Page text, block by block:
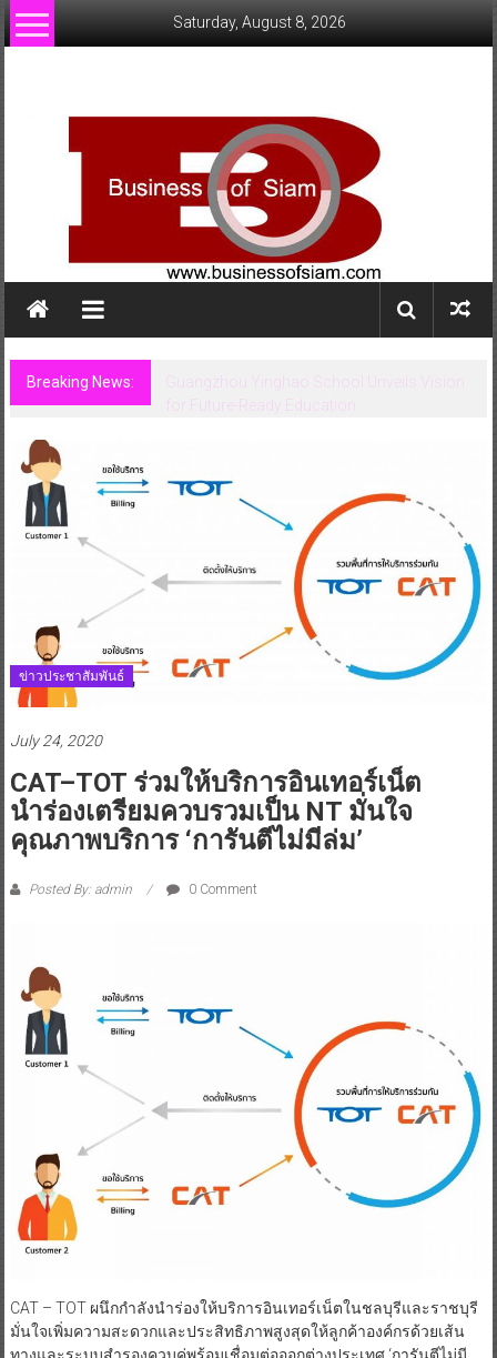
Skip
to
Saturday, August 8, 2026
Breaking News:
Guangzhou Yinghao School Unveils Vision
for Future-Ready Education
ข่าวประชาสัมพันธ์
July 24, 2020
CAT–TOT ร่วมให้บริการอินเทอร์เน็ต
นำร่องเตรียมควบรวมเป็น NT มั่นใจ
คุณภาพบริการ ‘การันตีไม่มีล่ม’
Posted By: admin 0 Comment
CAT – TOT ผนึกกำลังนำร่องให้บริการอินเทอร์เน็ตในชลบุรีและราชบุรี
มั่นใจเพิ่มความสะดวกและประสิทธิภาพสูงสุดให้ลูกค้าองค์กรด้วยเส้น